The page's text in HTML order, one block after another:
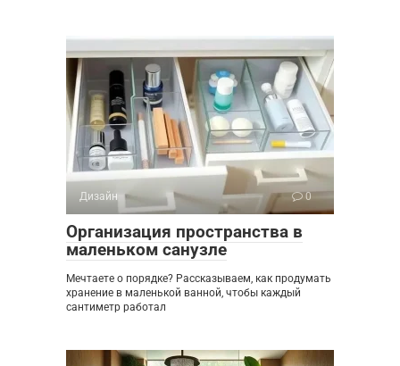
Дизайн 0
Организация пространства в
маленьком санузле
Мечтаете о порядке? Рассказываем, как продумать
хранение в маленькой ванной, чтобы каждый
сантиметр работал